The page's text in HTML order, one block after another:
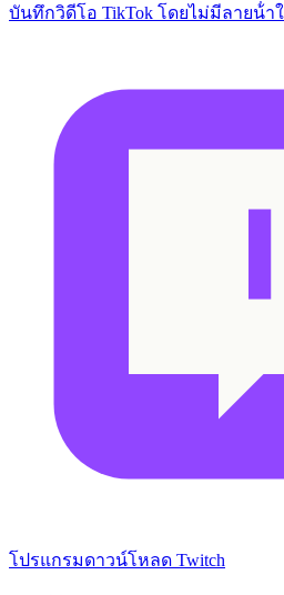
บันทึกวิดีโอ TikTok โดยไม่มีลายน้ํา
โปรแกรมดาวน์โหลด Twitch